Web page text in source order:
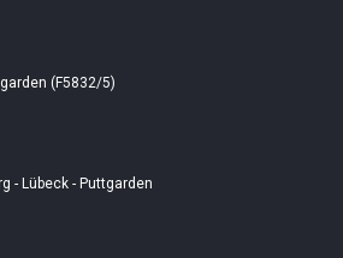
(F5832/5)
- Lübeck - Puttgarden